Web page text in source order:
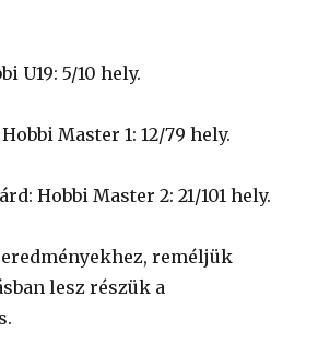
U19: 5/10 hely.
Master 1: 12/79 hely.
Hobbi Master 2: 21/101 hely.
reméljük
lesz részük a